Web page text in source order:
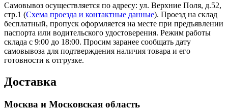
Самовывоз осуществляется по адресу: ул. Верхние Поля, д.52,
стр.1 (Схема проезда и контактные данные). Проезд на склад
бесплатный, пропуск оформляется на месте при предъявлении
паспорта или водительского удостоверения. Режим работы
склада с 9:00 до 18:00. Просим заранее сообщать дату
самовывоза для подтверждения наличия товара и его
готовности к отгрузке.
Доставка
Москва и Московская область